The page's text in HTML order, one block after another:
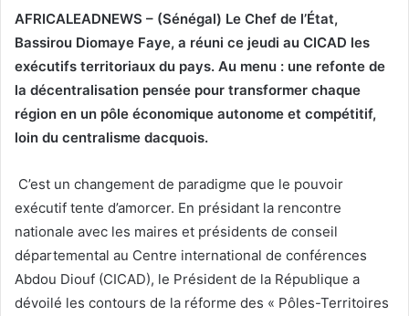
r
AFRICALEADNEWS – (Sénégal) Le Chef de l’État,
Bassirou Diomaye Faye, a réuni ce jeudi au CICAD les
exécutifs territoriaux du pays. Au menu : une refonte de
la décentralisation pensée pour transformer chaque
région en un pôle économique autonome et compétitif,
loin du centralisme dacquois.
C’est un changement de paradigme que le pouvoir
exécutif tente d’amorcer. En présidant la rencontre
nationale avec les maires et présidents de conseil
départemental au Centre international de conférences
Abdou Diouf (CICAD), le Président de la République a
dévoilé les contours de la réforme des « Pôles-Territoires